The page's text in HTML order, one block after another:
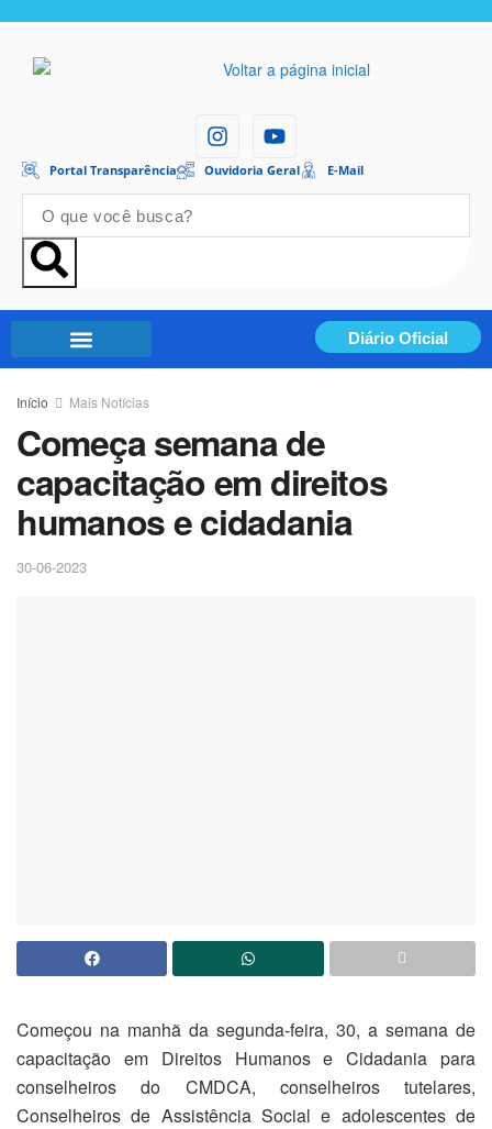
Portal Transparência Ouvidoria Geral E-Mail
Diário Oficial
Início Mais Notícias
Começa semana de
capacitação em direitos
humanos e cidadania
30-06-2023
Começou na manhã da segunda-feira, 30, a semana de
capacitação em Direitos Humanos e Cidadania para
conselheiros do CMDCA, conselheiros tutelares,
Conselheiros de Assistência Social e adolescentes de